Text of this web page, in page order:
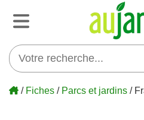
/ Fiches / Parcs et jardins /